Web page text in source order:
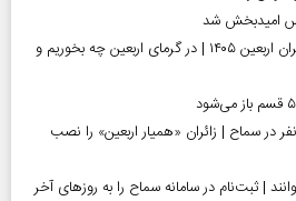
امیدبخش شد
توصیه‌های تغذیه‌ای برای زائران اربعین ۱۴۰۵ | در گرمای اربعین چه بخوریم و
در سماح | زائران «همیار اربعین» را نصب
ارز اربعین ۱۴۰۵ بخوانند | ثبت‌نام در سامانه سماح را به روز‌های آخر